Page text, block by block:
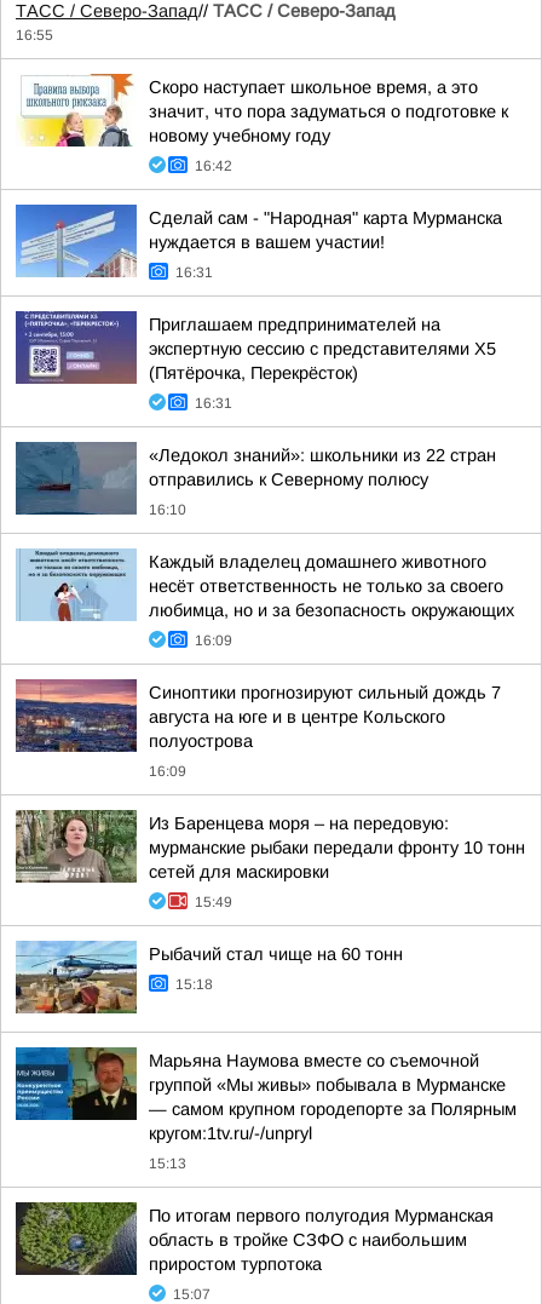
ТАСС / Северо-Запад// ТАСС / Северо-Запад
16:55
Скоро наступает школьное время, а это
значит, что пора задуматься о подготовке к
новому учебному году
16:42
Сделай сам - "Народная" карта Мурманска
нуждается в вашем участии!
16:31
Приглашаем предпринимателей на
экспертную сессию с представителями X5
(Пятёрочка, Перекрёсток)
16:31
«Ледокол знаний»: школьники из 22 стран
отправились к Северному полюсу
16:10
Каждый владелец домашнего животного
несёт ответственность не только за своего
любимца, но и за безопасность окружающих
16:09
Синоптики прогнозируют сильный дождь 7
августа на юге и в центре Кольского
полуострова
16:09
Из Баренцева моря – на передовую:
мурманские рыбаки передали фронту 10 тонн
сетей для маскировки
15:49
Рыбачий стал чище на 60 тонн
15:18
Марьяна Наумова вместе со съемочной
группой «Мы живы» побывала в Мурманске
— самом крупном городепорте за Полярным
кругом:1tv.ru/-/unpryl
15:13
По итогам первого полугодия Мурманская
область в тройке СЗФО с наибольшим
приростом турпотока
15:07